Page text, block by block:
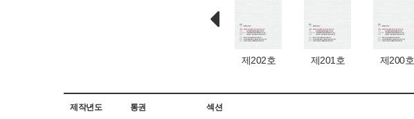
제202호 제201호 제200호
제작년도 통권 섹션